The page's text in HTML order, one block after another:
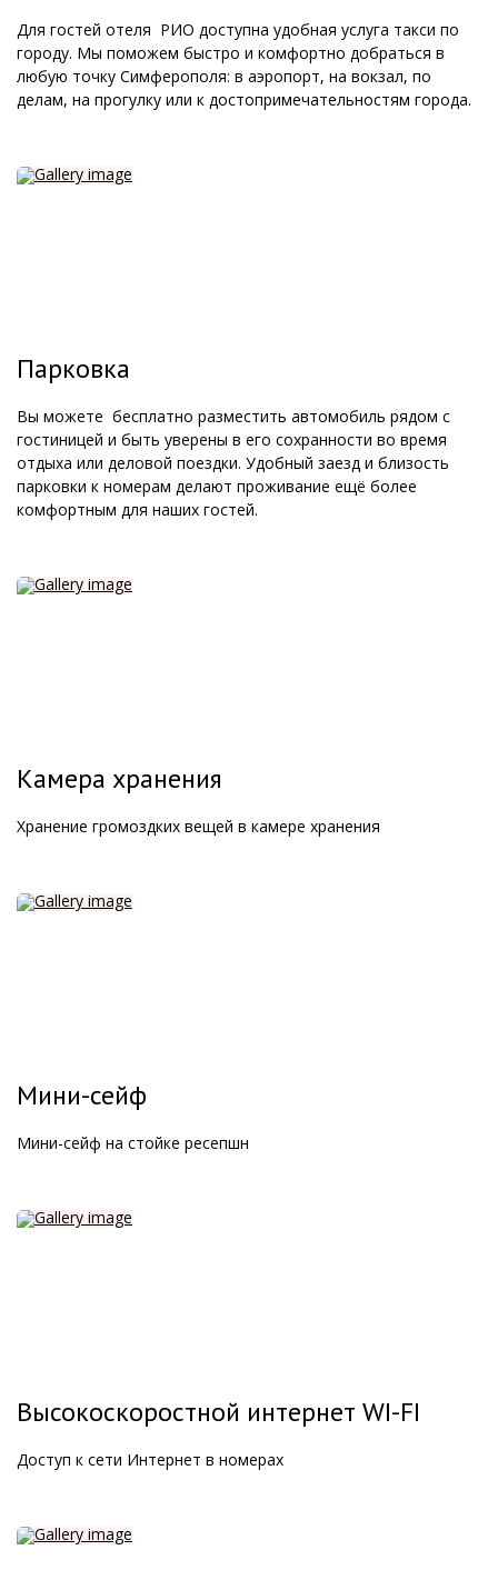
Для гостей отеля РИО доступна удобная услуга такси по
городу. Мы поможем быстро и комфортно добраться в
любую точку Симферополя: в аэропорт, на вокзал, по
делам, на прогулку или к достопримечательностям города.
Парковка
Вы можете бесплатно разместить автомобиль рядом с
гостиницей и быть уверены в его сохранности во время
отдыха или деловой поездки. Удобный заезд и близость
парковки к номерам делают проживание ещё более
комфортным для наших гостей.
Камера хранения
Хранение громоздких вещей в камере хранения
Мини-сейф
Мини-сейф на стойке ресепшн
Высокоскоростной интернет WI-FI
Доступ к сети Интернет в номерах